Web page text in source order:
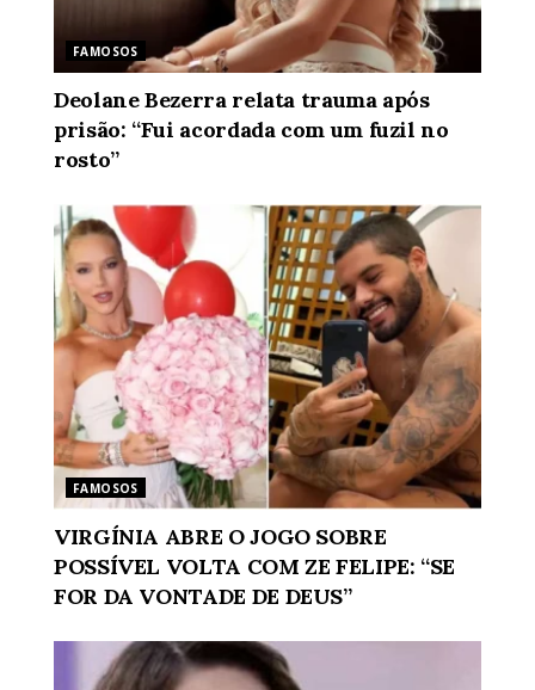
FAMOSOS
Deolane Bezerra relata trauma após
prisão: “Fui acordada com um fuzil no
rosto”
FAMOSOS
VIRGÍNIA ABRE O JOGO SOBRE
POSSÍVEL VOLTA COM ZE FELIPE: “SE
FOR DA VONTADE DE DEUS”